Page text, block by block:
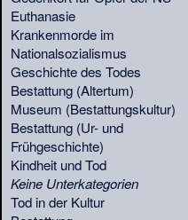
(POL
(BIO)·Claude
(BIO)·Daniela
(Radsport) ·David
(RT)·Dendera(QS-1.1.
Gesellschaft für
(
Perrier(BIO)
(BIO)·
(BIO)·Emile
(BIO)·Erich
Euthanasie
Krankenmorde im
Nationalsozialismus
Geschichte des Todes
Bestattung (Altertum)
Museum (Bestattungskultur)
Bestattung (Ur- und
Frühgeschichte)
Kindheit und Tod
Keine Unterkategorien
Tod in der Kultur